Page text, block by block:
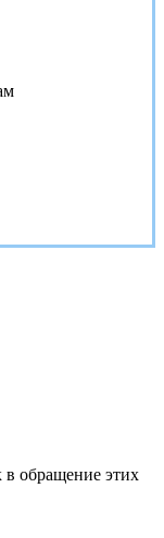
обращение этих